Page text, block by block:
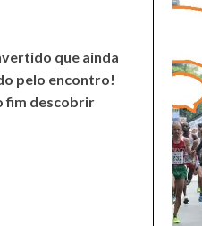
que ainda
pelo encontro!
fim descobrir